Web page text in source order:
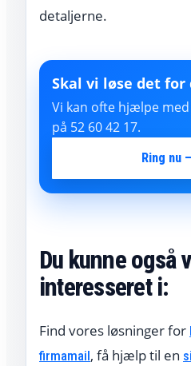
detaljerne.
Skal vi løse det for
Vi kan ofte hjælpe
på 52 60 42 17.
Ring nu
Du kunne også
interesseret i:
Find vores løsninger for
firmamail , få hjælp til en